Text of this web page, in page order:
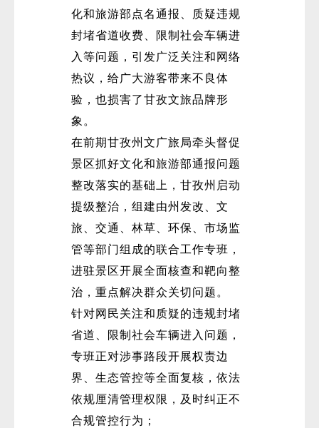
化和旅游部点名通报、质疑违规
封堵省道收费、限制社会车辆进
入等问题，引发广泛关注和网络
热议，给广大游客带来不良体
验，也损害了甘孜文旅品牌形
象。
在前期甘孜州文广旅局牵头督促
景区抓好文化和旅游部通报问题
整改落实的基础上，甘孜州启动
提级整治，组建由州发改、文
旅、交通、林草、环保、市场监
管等部门组成的联合工作专班，
进驻景区开展全面核查和靶向整
治，重点解决群众关切问题。
针对网民关注和质疑的违规封堵
省道、限制社会车辆进入问题，
专班正对涉事路段开展权责边
界、生态管控等全面复核，依法
依规厘清管理权限，及时纠正不
合规管控行为；